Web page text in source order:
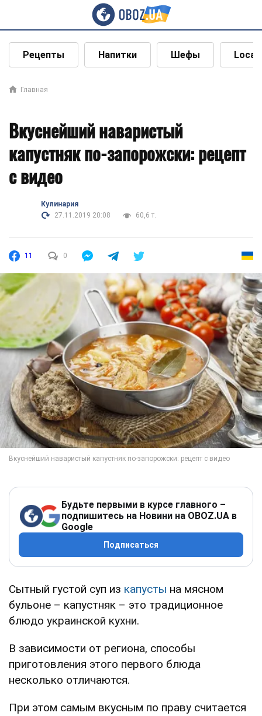
Рецепты Напитки Шефы Local
Главная
Вкуснейший наваристый
капустняк по-запорожски: рецепт
с видео
Кулинария
27.11.2019 20:08
60,6 т.
11 0
Будьте первыми в курсе главного –
подпишитесь на Новини на OBOZ.UA в
Google
Подписаться
Сытный густой суп из капусты на мясном
бульоне – капустняк – это традиционное
блюдо украинской кухни.
В зависимости от региона, способы
приготовления этого первого блюда
несколько отличаются.
При этом самым вкусным по праву считается